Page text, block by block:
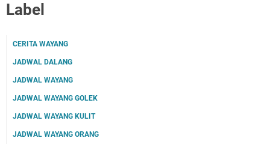
Label
CERITA WAYANG
JADWAL DALANG
JADWAL WAYANG
JADWAL WAYANG GOLEK
JADWAL WAYANG KULIT
JADWAL WAYANG ORANG